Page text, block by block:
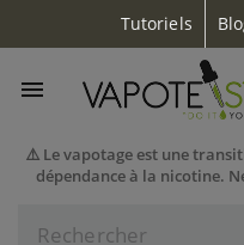
Tutoriels
⚠️ Le vapotage est une
dépendance à la nicotine.
